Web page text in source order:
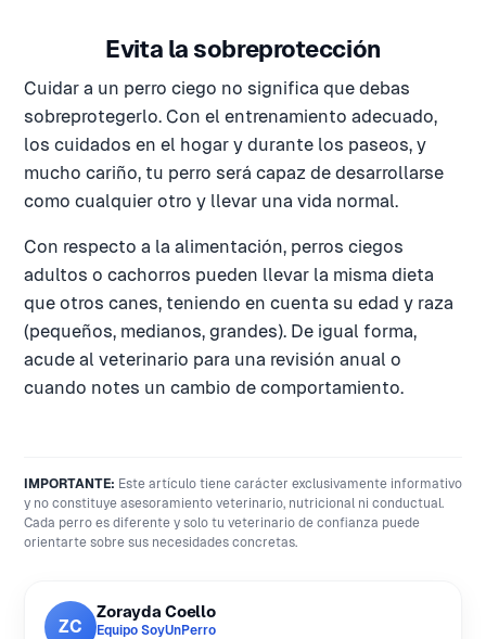
Evita la sobreprotección
Cuidar a un perro ciego no significa que debas
sobreprotegerlo. Con el entrenamiento adecuado,
los cuidados en el hogar y durante los paseos, y
mucho cariño, tu perro será capaz de desarrollarse
como cualquier otro y llevar una vida normal.
Con respecto a la alimentación, perros ciegos
adultos o cachorros pueden llevar la misma dieta
que otros canes, teniendo en cuenta su edad y raza
(pequeños, medianos, grandes). De igual forma,
acude al veterinario para una revisión anual o
cuando notes un cambio de comportamiento.
IMPORTANTE: Este artículo tiene carácter exclusivamente informativo
y no constituye asesoramiento veterinario, nutricional ni conductual.
Cada perro es diferente y solo tu veterinario de confianza puede
orientarte sobre sus necesidades concretas.
ZC
Zorayda Coello
Equipo SoyUnPerro